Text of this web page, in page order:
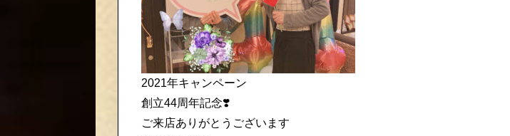
2021年キャンペーン
創立44周年記念❣️
ご来店ありがとうございます